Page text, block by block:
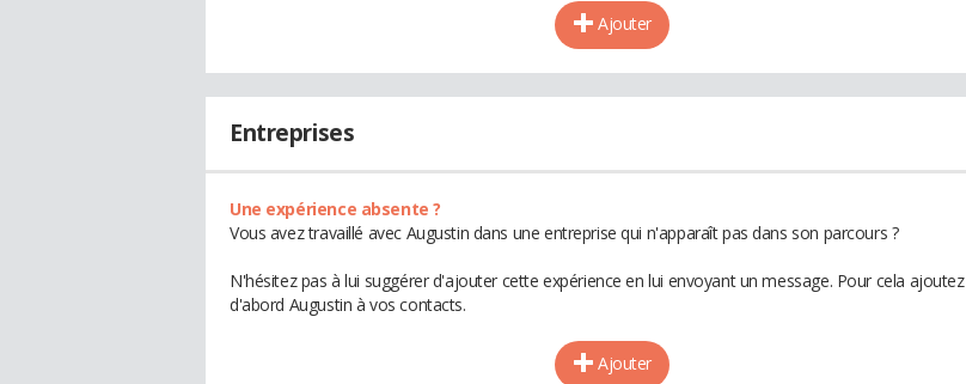
Ajouter
Entreprises
Une expérience absente ?
Vous avez travaillé avec Augustin dans une entreprise qui n'apparaît pas dans son parcours ?
N'hésitez pas à lui suggérer d'ajouter cette expérience en lui envoyant un message. Pour cela ajoutez
d'abord Augustin à vos contacts.
Ajouter